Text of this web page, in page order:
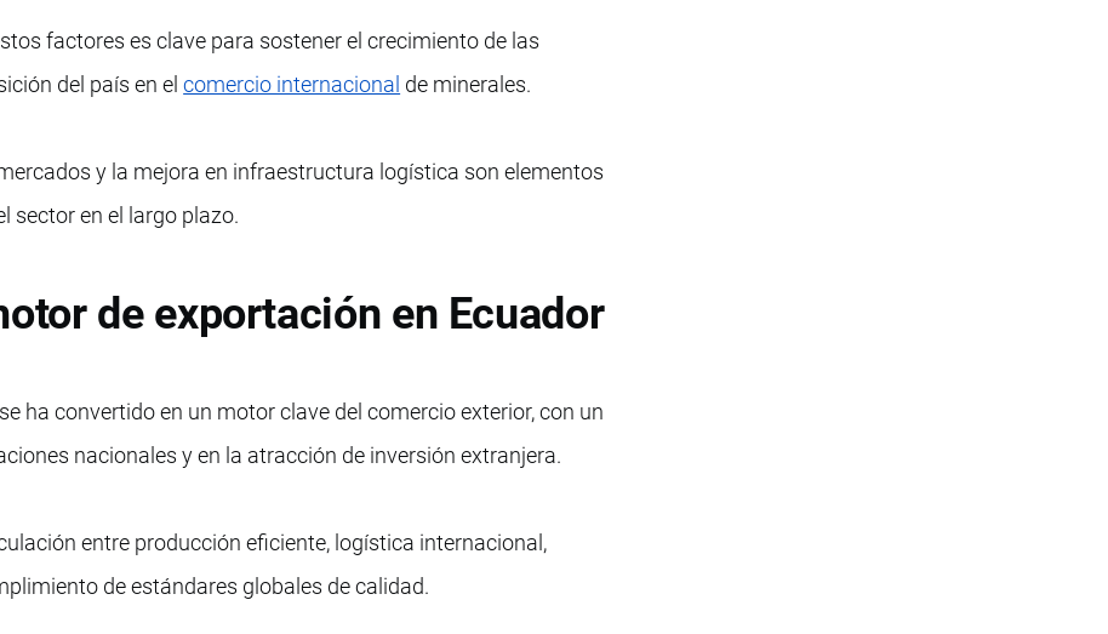
factores es clave para sostener el crecimiento de las
del país en elcomercio internacional de minerales.
y la mejora en infraestructura logística son elementos
sector en el largo plazo.
de exportación en Ecuador
ha convertido en un motor clave del comercio exterior, con un
nacionales y en la atracción de inversión extranjera.
entre producción eficiente, logística internacional,
de estándares globales de calidad.